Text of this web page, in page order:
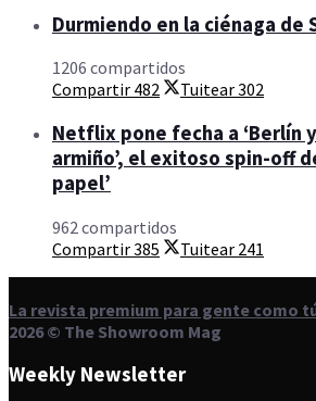
Durmiendo en la ciénaga de
1206 compartidos
Compartir 482 Tuitear302
Netflix pone fecha a ‘Berlín
armiño’, el exitoso spin-off
papel’
962 compartidos
Compartir385 Tuitear 241
La revista premium para gente como
2026 © The Showroom Mag
Weekly Newsletter